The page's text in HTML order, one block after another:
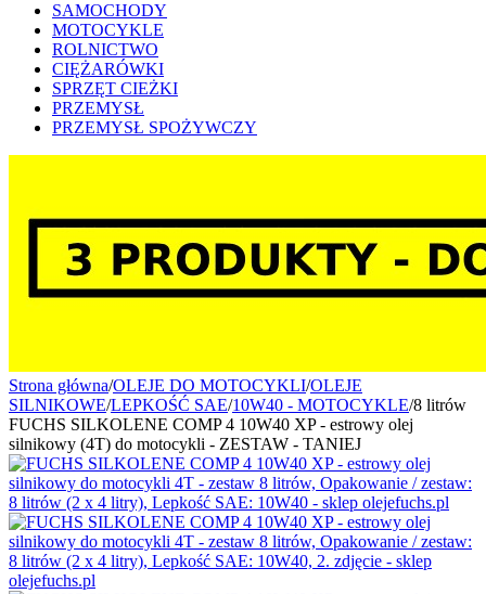
SAMOCHODY
MOTOCYKLE
ROLNICTWO
CIĘŻARÓWKI
SPRZĘT CIEŻKI
PRZEMYSŁ
PRZEMYSŁ SPOŻYWCZY
Strona główna/OLEJE DO MOTOCYKLI/OLEJE
SILNIKOWE/LEPKOŚĆ SAE/10W40 - MOTOCYKLE/8 litrów
FUCHS SILKOLENE COMP 4 10W40 XP - estrowy olej
silnikowy (4T) do motocykli - ZESTAW - TANIEJ